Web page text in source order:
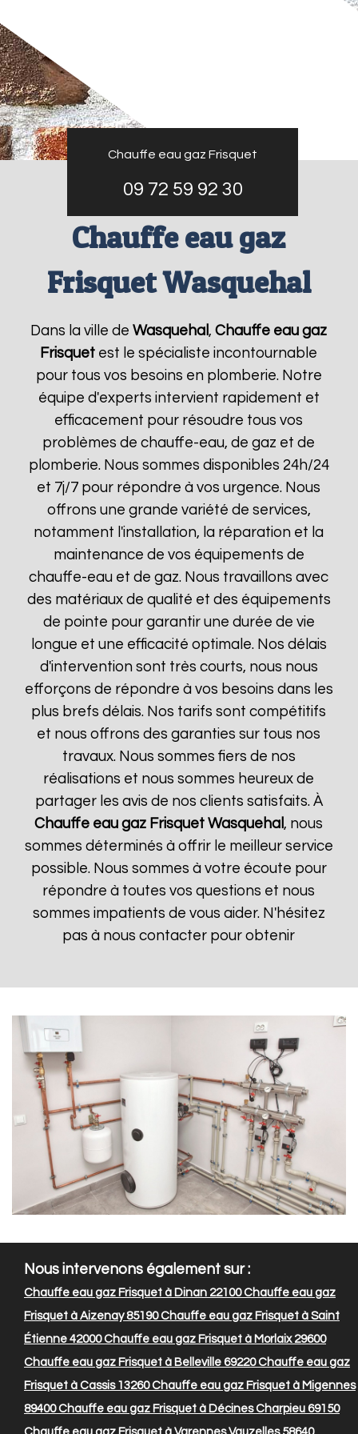
Chauffe eau gaz Frisquet
09 72 59 92 30
Chauffe eau gaz
Frisquet Wasquehal
Dans la ville deWasquehal,Chauffe eau gaz
Frisquet est le spécialiste incontournable
pour tous vos besoins en plomberie. Notre
équipe d'experts intervient rapidement et
efficacement pour résoudre tous vos
problèmes de chauffe-eau, de gaz et de
plomberie. Nous sommes disponibles 24h/24
et 7j/7 pour répondre à vos urgence. Nous
offrons une grande variété de services,
notamment l'installation, la réparation et la
maintenance de vos équipements de
chauffe-eau et de gaz. Nous travaillons avec
des matériaux de qualité et des équipements
de pointe pour garantir une durée de vie
longue et une efficacité optimale. Nos délais
d'intervention sont très courts, nous nous
efforçons de répondre à vos besoins dans les
plus brefs délais. Nos tarifs sont compétitifs
et nous offrons des garanties sur tous nos
travaux. Nous sommes fiers de nos
réalisations et nous sommes heureux de
partager les avis de nos clients satisfaits. À
Chauffe eau gaz Frisquet Wasquehal, nous
sommes déterminés à offrir le meilleur service
possible. Nous sommes à votre écoute pour
répondre à toutes vos questions et nous
sommes impatients de vous aider. N'hésitez
pas à nous contacter pour obtenir
Nous intervenons également sur :
Chauffe eau gaz Frisquet à Dinan 22100Chauffe eau gaz
Frisquet à Aizenay 85190Chauffe eau gaz Frisquet à Saint
Étienne 42000Chauffe eau gaz Frisquet à Morlaix 29600
Chauffe eau gaz Frisquet à Belleville 69220Chauffe eau gaz
Frisquet à Cassis 13260Chauffe eau gaz Frisquet à Migennes
89400Chauffe eau gaz Frisquet à Décines Charpieu 69150